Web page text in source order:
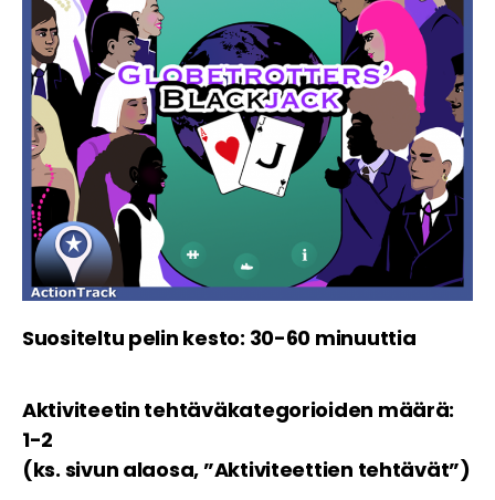
Suositeltu pelin kesto: 30-60 minuuttia
Aktiviteetin tehtäväkategorioiden määrä:
1-2
(ks. sivun alaosa, ”Aktiviteettien tehtävät”)